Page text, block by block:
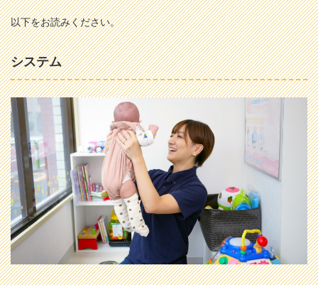
以下をお読みください。
システム